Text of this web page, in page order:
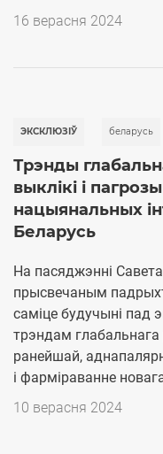
16 верасня 2024
ЭКСКЛЮЗІЎ беларусь
Трэнды
выклікі і
нацыянальных
Беларусь
На пасяджэнні
прысвечаным
саміце будучыні
трэндам глабальнага
ранейшай,
і фарміраванне
10 верасня 2024